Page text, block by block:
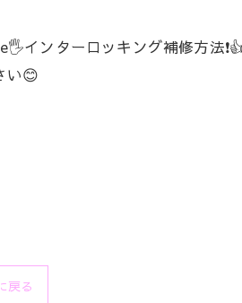
インターロッキング補修方法❗👍
い😊
戻る